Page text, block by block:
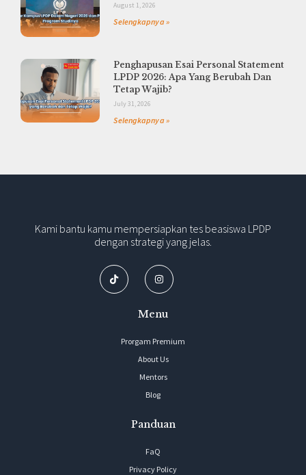
August 1, 2026
Selengkapnya »
Penghapusan Esai Personal Statement
LPDP 2026: Apa Yang Berubah Dan
Tetap Wajib?
July 31, 2026
Selengkapnya »
Kami bantu kamu mempersiapkan tes beasiswa LPDP
dengan strategi yang jelas.
Menu
Prorgam Premium
About Us
Mentors
Blog
Panduan
FaQ
Privacy Policy